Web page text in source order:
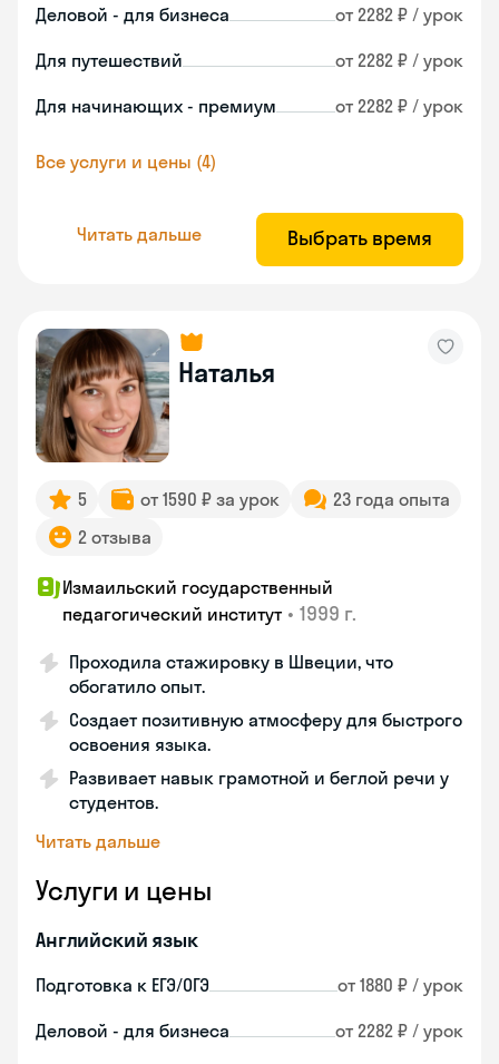
Деловой - для бизнеса от 2282 ₽ / урок
Для путешествий от 2282 ₽ / урок
Для начинающих - премиум от 2282 ₽ / урок
Все услуги и цены (4)
Читать дальше Выбрать время
Наталья
5 от 1590 ₽ за урок
23 года опыта
2 отзыва
Измаильский государственный
педагогический институт • 1999 г.
Проходила стажировку в Швеции, что
обогатило опыт.
Создает позитивную атмосферу для быстрого
освоения языка.
Развивает навык грамотной и беглой речи у
студентов.
Читать дальше
Услуги и цены
Английский язык
Подготовка к ЕГЭ/ОГЭ от 1880 ₽ / урок
Деловой - для бизнеса от 2282 ₽ / урок